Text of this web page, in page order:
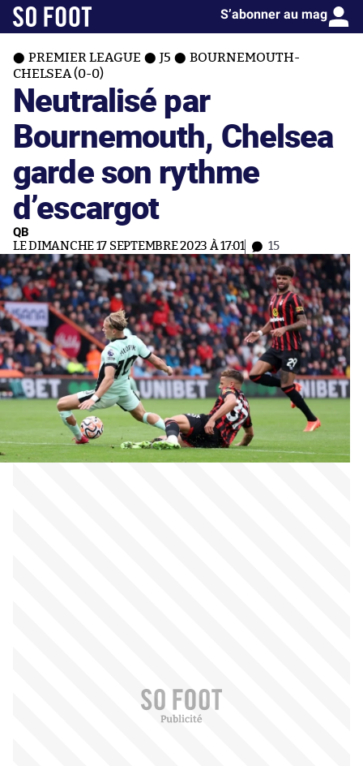
S’abonner au mag
PREMIER LEAGUE J5
BOURNEMOUTH-
CHELSEA (0-0)
Neutralisé par
Bournemouth, Chelsea
garde son rythme
d’escargot
QB
LE DIMANCHE 17 SEPTEMBRE 2023 À 17:01 15